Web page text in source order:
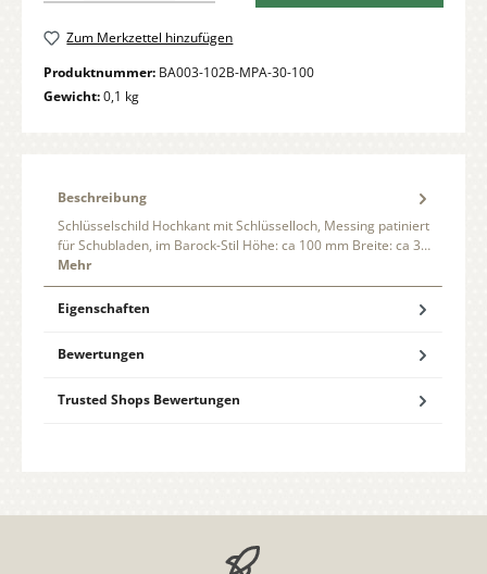
Zum Merkzettel hinzufügen
Produktnummer: BA003-102B-MPA-30-100
Gewicht:0,1 kg
Beschreibung
Schlüsselschild Hochkant mit Schlüsselloch, Messing patiniert
für Schubladen, im Barock-Stil Höhe: ca 100 mm Breite: ca 3…
Mehr
Eigenschaften
Bewertungen
Trusted Shops Bewertungen